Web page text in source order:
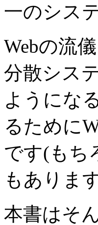
一のシス
Webの流
分散シス
ようにな
るために
です(もち
もありま
本書はそ